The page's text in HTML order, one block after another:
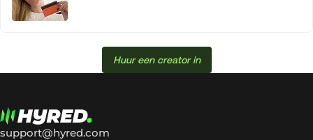
Huur een creator in
support@hyred.com